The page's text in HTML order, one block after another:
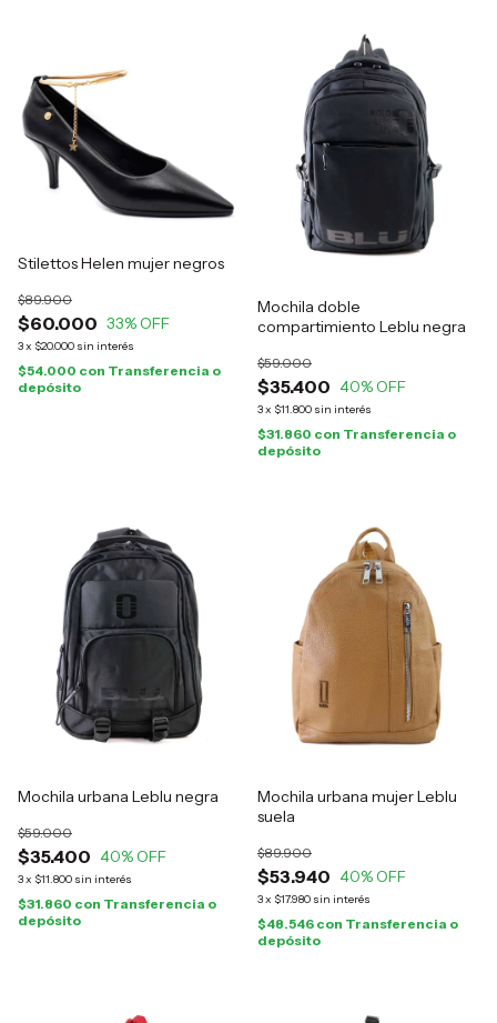
Stilettos Helen mujer negros
$60.000
$89.900
33% OFF
3x $20.000 sin interés
$54.000 con Transferencia o
depósito
Mochila doble
compartimiento Leblu negra
$35.400
$59.000
40% OFF
3x $11.800 sin interés
$31.860 con Transferencia o
depósito
Mochila urbana Leblu negra
$35.400
$59.000
40% OFF
3x $11.800 sin interés
$31.860 con Transferencia o
depósito
Mochila urbana mujer Leblu
suela
$53.940
$89.900
40% OFF
3x $17.980 sin interés
$48.546 con Transferencia o
depósito